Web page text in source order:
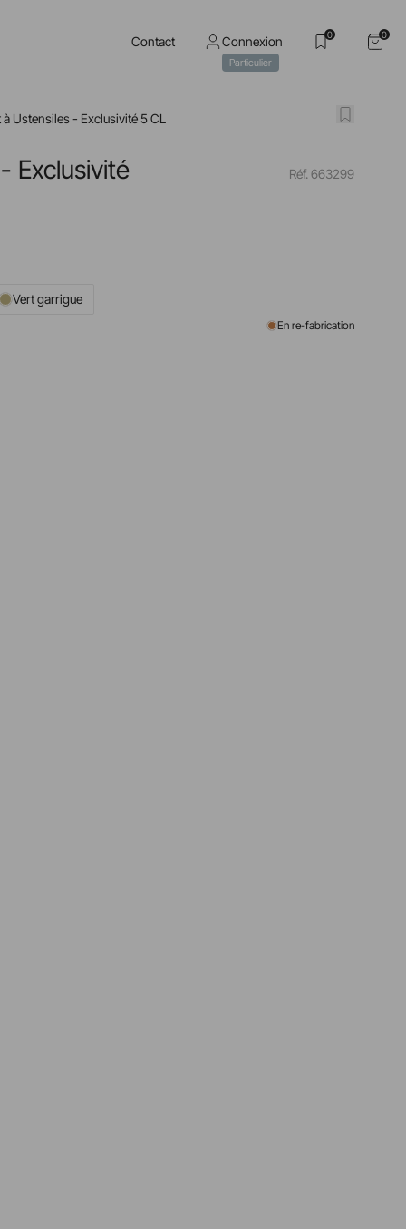
Contact Connexion
Particulier
0 0
à Ustensiles - Exclusivité 5 CL
Exclusivité Réf. 663299
Vert garrigue
En re-fabrication